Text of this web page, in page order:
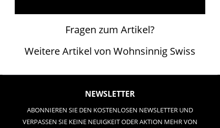
Fragen zum Artikel?
Weitere Artikel von Wohnsinnig Swiss
NEWSLETTER
ABONNIEREN SIE DEN KOSTENLOSEN NEWSLETTER UND
VERPASSEN SIE KEINE NEUIGKEIT ODER AKTION MEHR VON